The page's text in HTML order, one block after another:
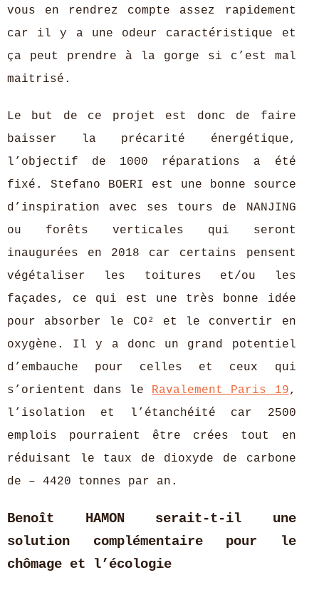
vous en rendrez compte assez rapidement
car il y a une odeur caractéristique et
ça peut prendre à la gorge si c’est mal
maitrisé.
Le but de ce projet est donc de faire
baisser la précarité énergétique,
l’objectif de 1000 réparations a été
fixé. Stefano BOERI est une bonne source
d’inspiration avec ses tours de NANJING
ou forêts verticales qui seront
inaugurées en 2018 car certains pensent
végétaliser les toitures et/ou les
façades, ce qui est une très bonne idée
pour absorber le CO² et le convertir en
oxygène. Il y a donc un grand potentiel
d’embauche pour celles et ceux qui
s’orientent dans le Ravalement Paris 19,
l’isolation et l’étanchéité car 2500
emplois pourraient être crées tout en
réduisant le taux de dioxyde de carbone
de – 4420 tonnes par an.
Benoît HAMON serait-t-il une
solution complémentaire pour le
chômage et l’écologie